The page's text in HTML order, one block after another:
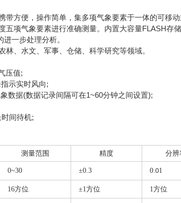
方便，操作简单，集多项气象要素于一体的可移
五项气象要素进行准确测量。内置大容量FLASH存
一步处理分析。
、水文、军事、仓储、科学研究等领域。
压值;
示实时风向;
据(数据记录间隔可在1~60分钟之间设置);
间待机;
测量范围 精度 分辨
0~30 ±0.3 0.01
16方位 ±1方位 1方位